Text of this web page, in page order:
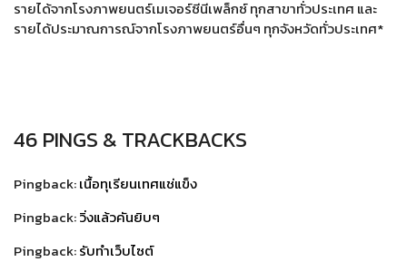
รายได้จากโรงภาพยนตร์เมเจอร์ซีนีเพล็กซ์ ทุกสาขาทั่วประเทศ และ
รายได้ประมาณการณ์จากโรงภาพยนตร์อื่นๆ ทุกจังหวัดทั่วประเทศ*
46 PINGS & TRACKBACKS
Pingback:เนื้อทุเรียนเทศแช่แข็ง
Pingback:วิ่งแล้วคันยิบๆ
Pingback:รับทำเว็บไซต์